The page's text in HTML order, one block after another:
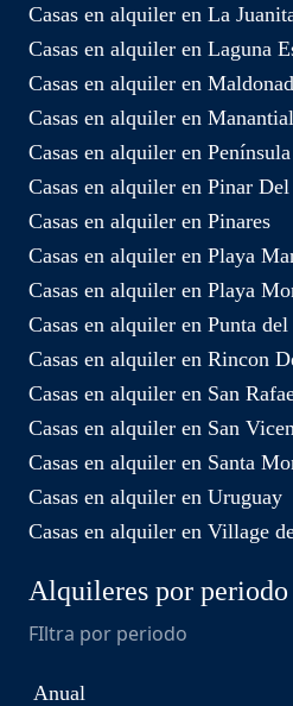
Casas en alquiler en La
Casas en alquiler en Laguna
Casas en alquiler en
Casas en alquiler en
Casas en alquiler en Península
Casas en alquiler en Pinar
Casas en alquiler en Pinares
Casas en alquiler en Playa
Casas en alquiler en Playa
Casas en alquiler en Punta del
Casas en alquiler en Rincon
Casas en alquiler en San
Casas en alquiler en San
Casas en alquiler en Santa
Casas en alquiler en Uruguay
Casas en alquiler en Village
Alquileres por periodo
FIltra por periodo
Anual